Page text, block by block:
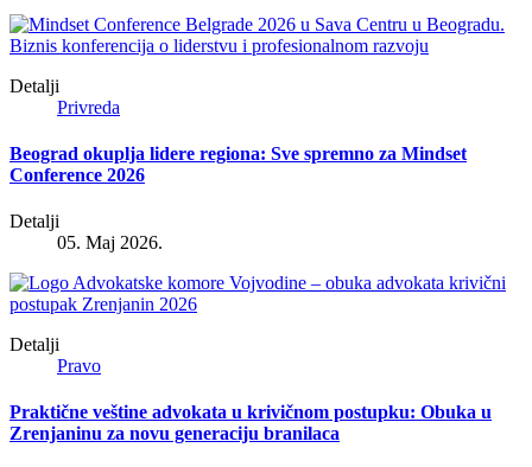
Detalji
Privreda
Beograd okuplja lidere regiona: Sve spremno za Mindset
Conference 2026
Detalji
05. Maj 2026.
Detalji
Pravo
Praktične veštine advokata u krivičnom postupku: Obuka u
Zrenjaninu za novu generaciju branilaca